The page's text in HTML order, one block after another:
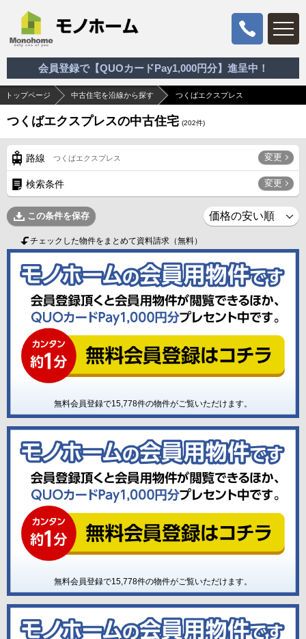
会員登録で【QUOカードPay1,000円分】進呈中！
トップページ 中古住宅を沿線から探す つくばエクスプレス
つくばエクスプレスの中古住宅 (202件)
路線 つくばエクスプレス 変更
検索条件 変更
この条件を保存
チェックした物件をまとめて資料請求（無料）
無料会員登録で15,778件の物件がご覧いただけます。
無料会員登録で15,778件の物件がご覧いただけます。